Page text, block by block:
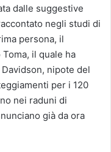
dalle suggestive
negli studi di
persona, il
il quale ha
nipote del
per i 120
nei raduni di
già da ora